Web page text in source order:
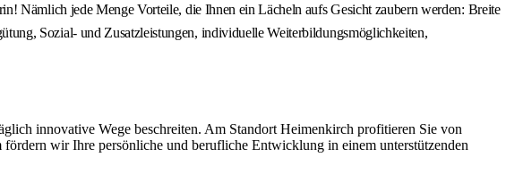
Nämlich jede Menge Vorteile, die Ihnen ein Lächeln aufs Gesicht zaubern werden: Breite
Sozial- und Zusatzleistungen, individuelle Weiterbildungsmöglichkeiten,
innovative Wege beschreiten. Am Standort Heimenkirch profitieren Sie von
wir Ihre persönliche und berufliche Entwicklung in einem unterstützenden